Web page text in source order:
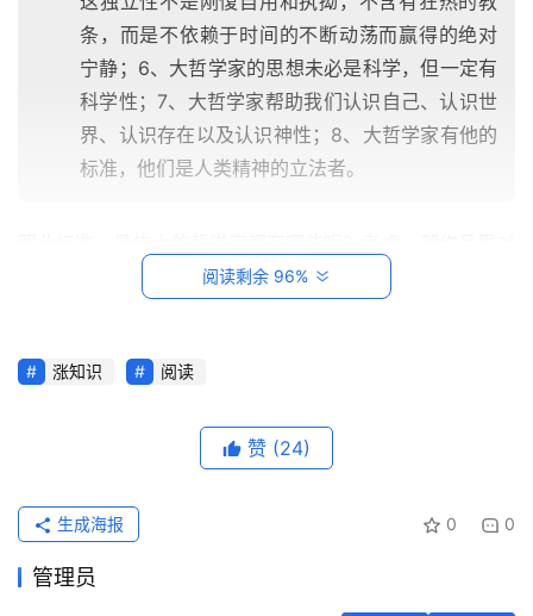
首
一
条，而是不依赖于时间的不断动荡而赢得的绝对
宁静；6、大哲学家的思想未必是科学，但一定有
科学性；7、大哲学家帮助我们认识自己、认识世
界、认识存在以及认识神性；8、大哲学家有他的
标准，他们是人类精神的立法者。
大哲学家的阐述有限，而每位大哲学家都是独特的、不可替
一、思想范式的创造者：苏格拉底、佛陀、孔
子、耶稣二、思辨的集大成者：柏拉图、奥古斯
德、赫拉克利特、巴门尼德、普罗提诺、安瑟尔
谟、斯宾诺莎、老子、龙树
阅读剩余 96%
涨知识 阅读
赞 (24)
0 0
生成海报
管理员